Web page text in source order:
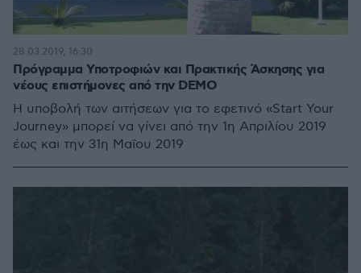
Πρόγραμμα Υποτροφιών και Πρακτικής Άσκησης για
νέους επιστήμονες από την DEMO
H υποβολή των αιτήσεων για το εφετινό «Start Your
Journey» μπορεί να γίνει από την 1η Απριλίου 2019
έως και την 31η Μαΐου 2019
28.03.2019, 16:30